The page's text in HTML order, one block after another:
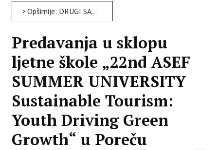
Opširnije: DRUGI SASTANAK PARTNERA NA PROJEKTU INHERIT
Predavanja u sklopu
ljetne škole „22nd ASEF
SUMMER UNIVERSITY
Sustainable Tourism:
Youth Driving Green
Growth“ u Poreču